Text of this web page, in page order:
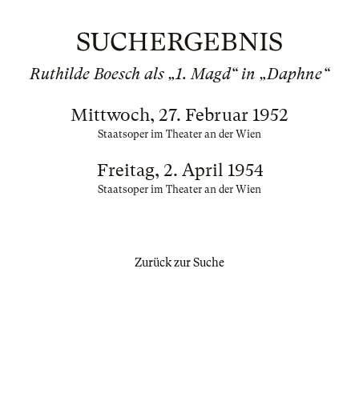
SUCHERGEBNIS
Ruthilde Boesch als „1. Magd“ in „Daphne“
Mittwoch, 27. Februar 1952
Staatsoper im Theater an der Wien
Freitag, 2. April 1954
Staatsoper im Theater an der Wien
Zurück zur Suche